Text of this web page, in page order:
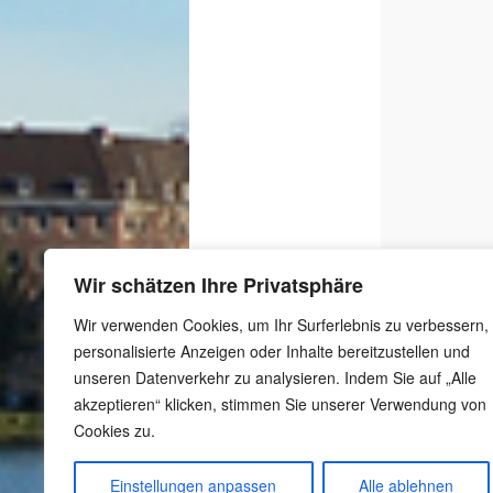
Wir schätzen Ihre Privatsphäre
Wir verwenden Cookies, um Ihr Surferlebnis zu verbessern,
personalisierte Anzeigen oder Inhalte bereitzustellen und
unseren Datenverkehr zu analysieren. Indem Sie auf „Alle
akzeptieren“ klicken, stimmen Sie unserer Verwendung von
Cookies zu.
Einstellungen anpassen Alle ablehnen
-Schutzkonzept
- Meldestelle gemäß